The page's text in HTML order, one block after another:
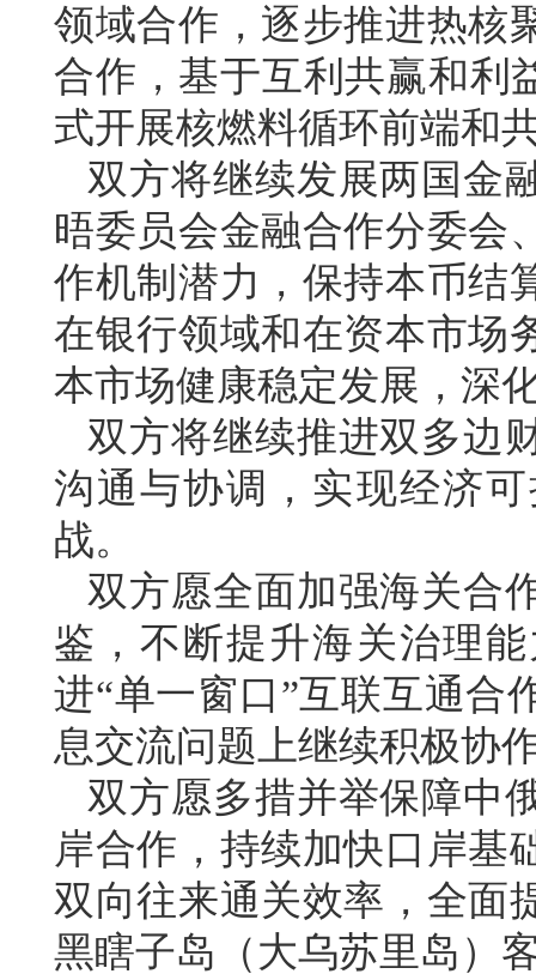
领域合作，逐步推进热核
合作，基于互利共赢和利
式开展核燃料循环前端和
双方将继续发展两国金
晤委员会金融合作分委会
作机制潜力，保持本币结
在银行领域和在资本市场
本市场健康稳定发展，深
双方将继续推进双多边
沟通与协调，实现经济
战。
双方愿全面加强海关合
鉴，不断提升海关治理
进“单一窗口”互联互通合
息交流问题上继续积极协
双方愿多措并举保障中
岸合作，持续加快口岸基
双向往来通关效率，全面
黑瞎子岛（大乌苏里岛）